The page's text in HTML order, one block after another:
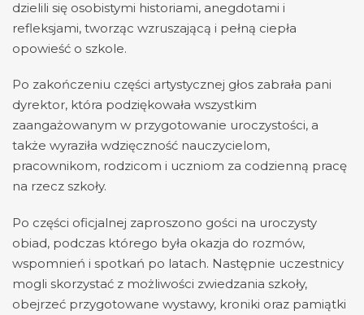
dzielili się osobistymi historiami, anegdotami i
refleksjami, tworząc wzruszającą i pełną ciepła
opowieść o szkole.
Po zakończeniu części artystycznej głos zabrała pani
dyrektor, która podziękowała wszystkim
zaangażowanym w przygotowanie uroczystości, a
także wyraziła wdzięczność nauczycielom,
pracownikom, rodzicom i uczniom za codzienną pracę
na rzecz szkoły.
Po części oficjalnej zaproszono gości na uroczysty
obiad, podczas którego była okazja do rozmów,
wspomnień i spotkań po latach. Następnie uczestnicy
mogli skorzystać z możliwości zwiedzania szkoły,
obejrzeć przygotowane wystawy, kroniki oraz pamiątki